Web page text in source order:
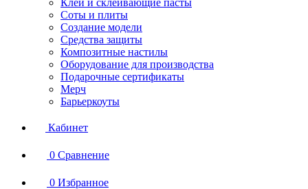
Клеи и склеивающие пасты
Соты и плиты
Создание модели
Средства защиты
Композитные настилы
Оборудование для производства
Подарочные сертификаты
Мерч
Барьеркоуты
Кабинет
0 Сравнение
0 Избранное